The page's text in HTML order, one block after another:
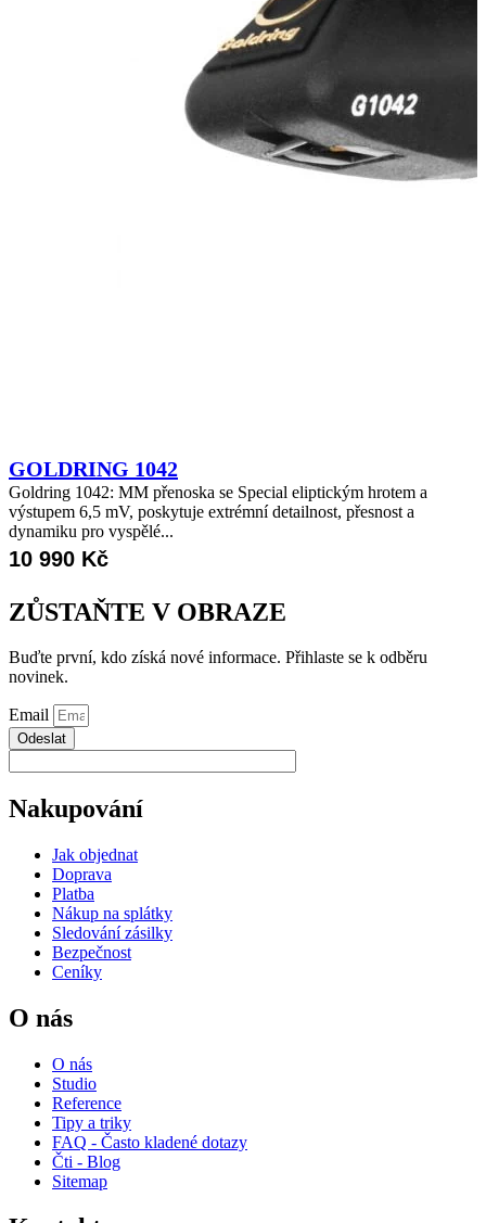
GOLDRING 1042
Goldring 1042: MM přenoska se Special eliptickým hrotem a
výstupem 6,5 mV, poskytuje extrémní detailnost, přesnost a
dynamiku pro vyspělé...
10 990 Kč
ZŮSTAŇTE V OBRAZE
Buďte první, kdo získá nové informace. Přihlaste se k odběru
novinek.
Email
Odeslat
Nakupování
Jak objednat
Doprava
Platba
Nákup na splátky
Sledování zásilky
Bezpečnost
Ceníky
O nás
O nás
Studio
Reference
Tipy a triky
FAQ - Často kladené dotazy
Čti - Blog
Sitemap